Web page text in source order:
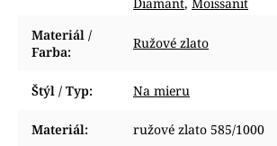
Materiál /
Farba:
Ružové zlato
Štýl / Typ: Na mieru
Materiál: ružové zlato 585/1000